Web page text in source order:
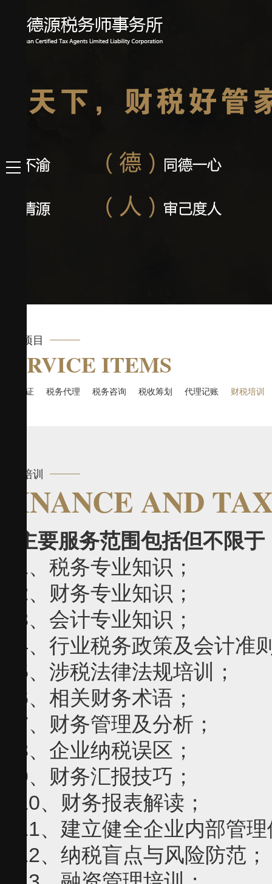
服务项目
SERVICE ITEMS
涉税鉴证 税务代理 税务咨询 税收筹划 代理记账 财税培训
财税培训
FINANCE AND
主要服务范围包括但不限于
1、税务专业知识；
2、财务专业知识；
3、会计专业知识；
4、行业税务政策及会计准
5、涉税法律法规培训；
6、相关财务术语；
7、财务管理及分析；
8、企业纳税误区；
9、财务汇报技巧；
10、财务报表解读；
11、建立健全企业内部管
12、纳税盲点与风险防范；